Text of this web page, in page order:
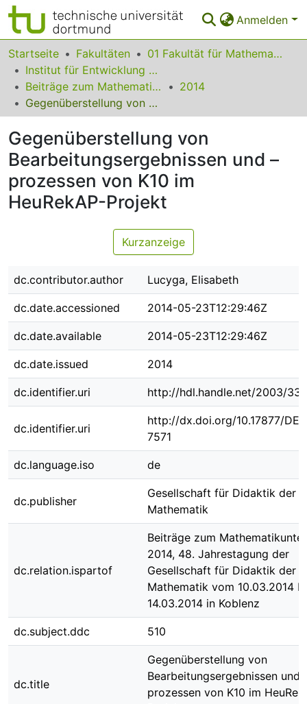
Anmelden
Bereiche & Sammlungen
Das gesamte Repositorium
Statistiken
FAQ
Leitlinien
Zurück zur Startseite
Startseite Fakultäten
01 Fakultät für Mathematik
Institut für Entwicklung und Erforschung des Mathematikunterrichts
Beiträge zum Mathematikunterricht
2014
Gegenüberstellung von Bearbeitungsergebnissen und – prozessen von K10 im HeuRekAP-Projekt
Gegenüberstellung von
Bearbeitungsergebnissen und –
prozessen von K10 im
HeuRekAP-Projekt
Kurzanzeige
dc.contributor.author Lucyga, Elisabeth
dc.date.accessioned 2014-05-23T12:29:46Z
dc.date.available 2014-05-23T12:29:46Z
dc.date.issued 2014
dc.identifier.uri http://hdl.handle.net/2003/
dc.identifier.uri
http://dx.doi.org/10.17877/
7571
dc.language.iso de
dc.publisher
Gesellschaft für Didaktik der
Mathematik
dc.relation.ispartof
Beiträge zum
2014, 48. Jahrestagung der
Gesellschaft für Didaktik der
Mathematik vom 10.03.2014
14.03.2014 in Koblenz
dc.subject.ddc 510
dc.title
Gegenüberstellung von
Bearbeitungsergebnissen und
prozessen von K10 im